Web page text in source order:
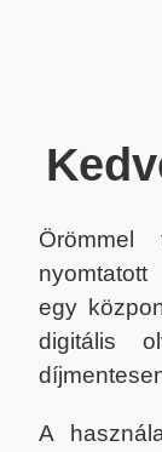
Örömmel
egy
digitális
A